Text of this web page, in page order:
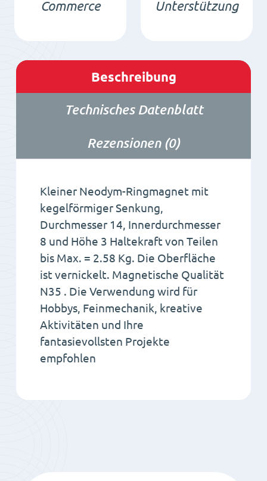
Commerce
Unterstützung
Beschreibung
Technisches Datenblatt
Rezensionen (0)
Kleiner Neodym-Ringmagnet mit
kegelförmiger Senkung,
Durchmesser 14, Innerdurchmesser
8 und Höhe 3 Haltekraft von Teilen
bis Max. = 2.58 Kg. Die Oberfläche
ist vernickelt. Magnetische Qualität
N35 . Die Verwendung wird für
Hobbys, Feinmechanik, kreative
Aktivitäten und Ihre
fantasievollsten Projekte
empfohlen